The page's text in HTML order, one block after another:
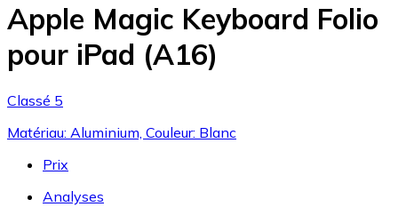
Apple Magic Keyboard Folio
pour iPad (A16)
Classé 5
Matériau: Aluminium, Couleur: Blanc
Prix
Analyses